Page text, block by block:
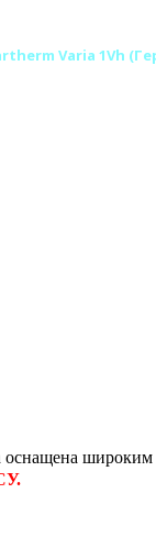
Varia 1Vh
оснащена